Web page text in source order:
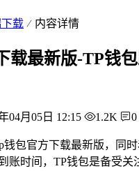
载 内容详情
载最新版-TP钱
04月05日 12:15 1.2K 0
钱包官方下载最新版，同
账时间，TP钱包是备受关